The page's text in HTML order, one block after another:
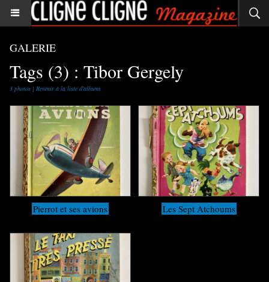
GALERIE
Tags (3) : Tibor Gergely
3 photos | Revenir à la liste d'albums
Pierrot et ses avions Les Sept Atchoums